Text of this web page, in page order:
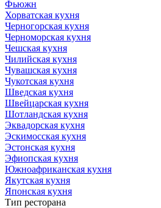
Фьюжн
Хорватская кухня
Черногорская кухня
Черноморская кухня
Чешская кухня
Чилийская кухня
Чувашская кухня
Чукотская кухня
Шведская кухня
Швейцарская кухня
Шотландская кухня
Эквадорская кухня
Эскимосская кухня
Эстонская кухня
Эфиопская кухня
Южноафриканская кухня
Якутская кухня
Японская кухня
Тип ресторана